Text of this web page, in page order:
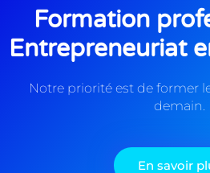
Formation
Entrepreneuriat
Notre priorité est de former
demain.
En savoir